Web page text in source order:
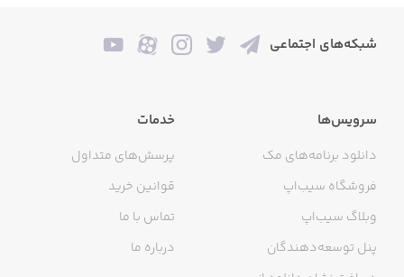
شبکه‌های اجتماعی
سرویس‌ها
دانلود برنامه‌های مک
فروشگاه سیب‌اپ
وبلاگ سیب‌اپ
پنل توسعه‌دهندگان
خدمات
پرسش‌های متداول
قوانین خرید
تماس با ما
درباره ما